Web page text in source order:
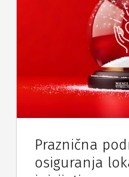
Praznična
osiguranja